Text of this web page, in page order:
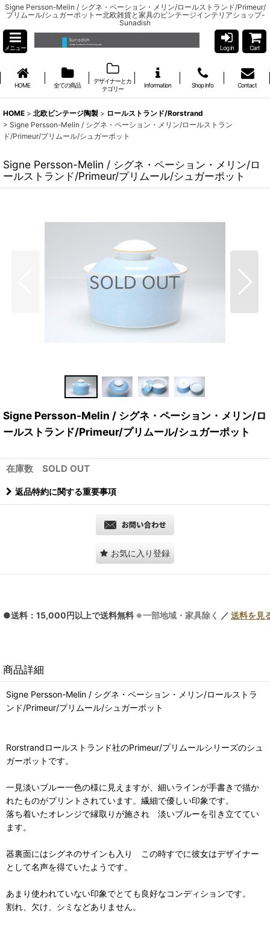
Signe Persson-Melin / シグネ・ペーション・メリン/ロールストランド/Primeur/
プリムール/シュガーポットー北欧雑貨と家具のビンテージインテリアショップ-
Sunadish
メニュー Log in Cart
HOME 全ての商品
デザイナーとカ
テゴリー
Information Shop info Contact
HOME > 北欧ビンテージ陶製 > ロールストランド/Rorstrand
> Signe Persson-Melin / シグネ・ペーション・メリン/ロールストラン
ド/Primeur/プリムール/シュガーポット
Signe Persson-Melin / シグネ・ペーション・メリン/ロ
ールストランド/Primeur/プリムール/シュガーポット
Signe Persson-Melin / シグネ・ペーション・メリン/ロ
ールストランド/Primeur/プリムール/シュガーポット
在庫数 SOLD OUT
返品特約に関する重要事項
お気に入り登録
●送料：15,000円以上で送料無料 ※一部地域・家具除く ／ 送料を見
商品詳細
Signe Persson-Melin / シグネ・ペーション・メリン/ロールストラ
ンド/Primeur/プリムール/シュガーポット
Rorstrandロールストランド社のPrimeur/プリムールシリーズのシュ
ガーポットです。
一見淡いブルー一色の様に見えますが、細いラインが手書きで描か
れたものがプリントされています。繊細で優しい印象です。
落ち着いたオレンジで縁取りが施され 淡いブルーを引き立ててい
ます。
器裏面にはシグネのサインも入り この時すでに彼女はデザイナー
として名声を得ていたようです。
あまり使われていない印象でとても良好なコンディションです。
割れ、欠け、シミなどありません。